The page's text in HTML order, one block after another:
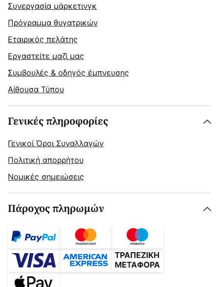
Συνεργασία μάρκετινγκ
Πρόγραμμα θυγατρικών
Εταιρικός πελάτης
Εργαστείτε μαζί μας
Συμβουλές & οδηγός έμπνευσης
Αίθουσα Τύπου
Γενικές πληροφορίες
Γενικοί Όροι Συναλλαγών
Πολιτική απορρήτου
Νομικές σημειώσεις
Πάροχος πληρωμών